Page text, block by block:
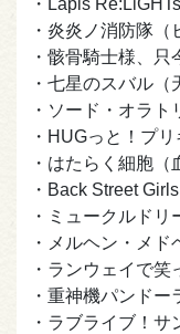
・Lapis
・炎炎ノ消防隊（
・骸骨騎士様、只
・七星のスバル（
・ソード・オラ
・HUGっと！プ
・はたらく細胞（
・Back Street
・ミュークルドリ
・メルヘン・メド
・ランウェイで笑
・重神機パンドー
・ラブライブ！サ